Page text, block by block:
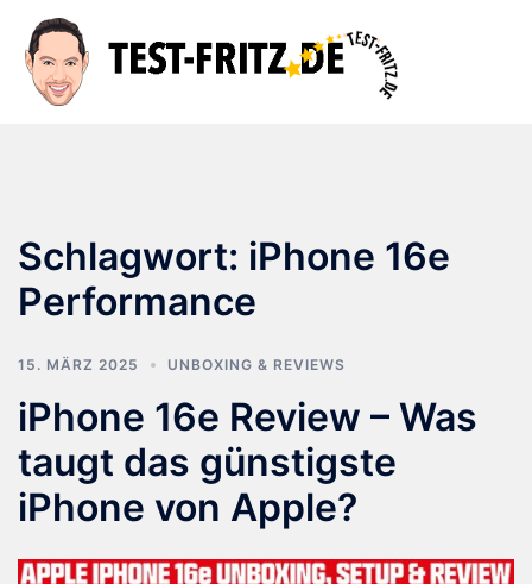
Inhalt
springen
Schlagwort: iPhone 16e
Performance
15. MÄRZ 2025 UNBOXING & REVIEWS
iPhone 16e Review – Was
taugt das günstigste
iPhone von Apple?